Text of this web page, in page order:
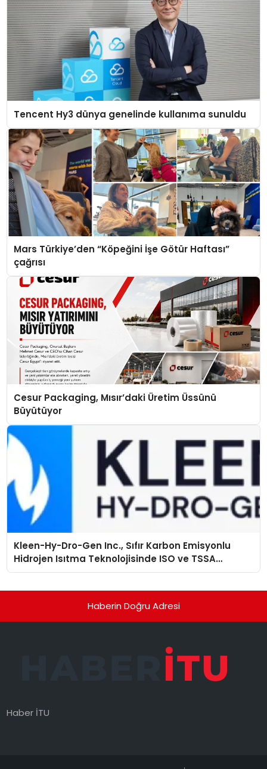
Tencent Hy3 dünya genelinde kullanıma sunuldu
Mars Türkiye’den “Köpeğini İşe Götür Haftası”
çağrısı
Cesur Packaging, Mısır’daki Üretim Üssünü
Büyütüyor
Kleen-Hy-Dro-Gen Inc., Sıfır Karbon Emisyonlu
Hidrojen Isıtma Teknolojisinde ISO ve TSSA
Düzenleyici Onaylarını Aldı
Haberin Doğru Adresi
Haber İTU